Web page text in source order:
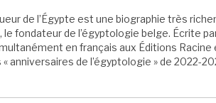
de l’Égypte est une biographie très
le fondateur de l’égyptologie belge. Écrite
en français aux Éditions Racine
anniversaires de l’égyptologie » de 2022-